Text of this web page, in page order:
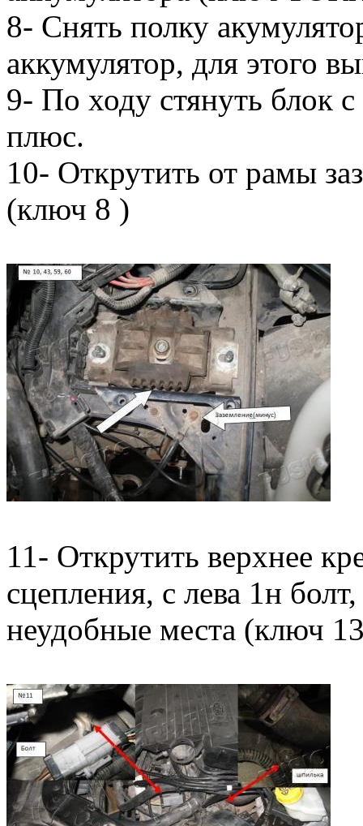
8- Снять полку
аккумулятор, для этого
9- По ходу стянуть блок
плюс.
10- Открутить от рамы
(ключ 8 )
11- Открутить верхнее
сцепления, с лева 1н
неудобные места (ключ